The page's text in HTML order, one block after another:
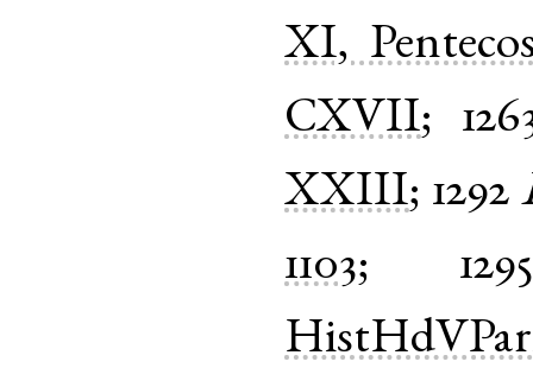
XI,
CXVII;
XXIII; 1292
1103; 1295